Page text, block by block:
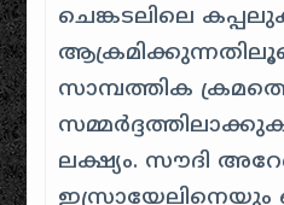
ചെങ്കടലിലെ
സാമ്പത്തിക
ലക്ഷ്യം. സൗദി